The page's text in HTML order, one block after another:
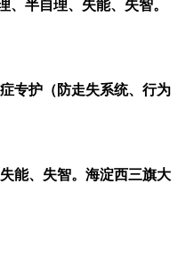
半自理、失能、失智。
专护（防走失系统、行为
能、失智。海淀西三旗大